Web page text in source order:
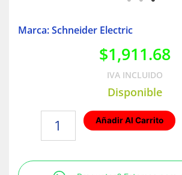
Marca: Schneider Electric
$1,911.68
IVA INCLUIDO
Disponible
3H
Añadir Al Carrito